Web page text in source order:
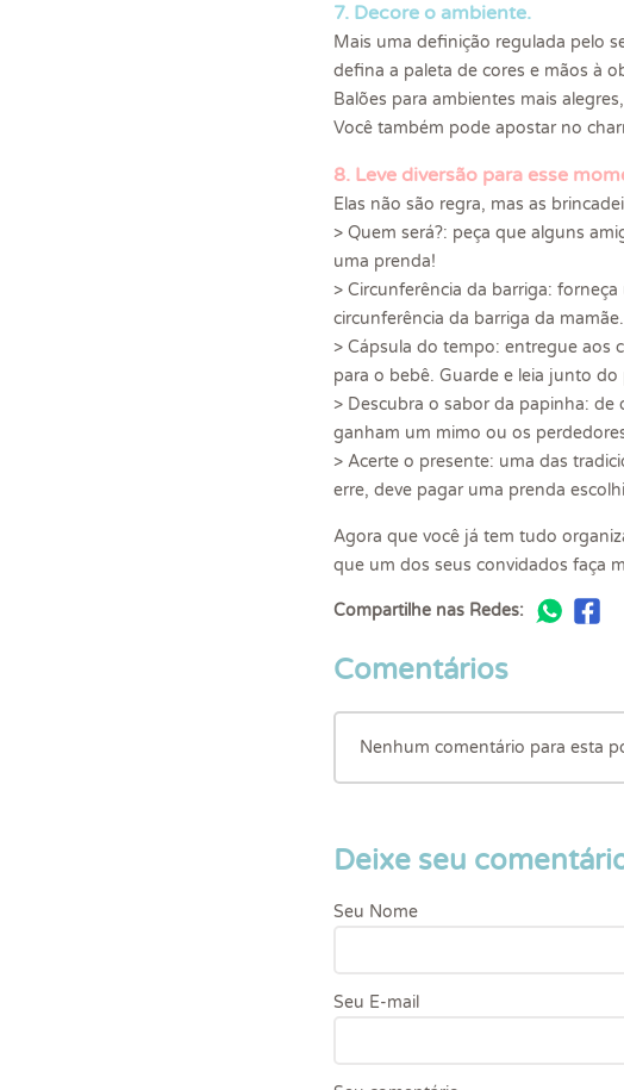
7. Decore o ambiente.
Mais uma definição regulada pelo
defina a paleta de cores e mãos à
Balões para ambientes mais
Você também pode apostar no
8. Leve diversão para esse
Elas não são regra, mas as
> Quem será?: peça que alguns
uma prenda!
> Circunferência da barriga:
circunferência da barriga da
> Cápsula do tempo: entregue aos
para o bebê. Guarde e leia junto
> Descubra o sabor da papinha: de
ganham um mimo ou os
> Acerte o presente: uma das
erre, deve pagar uma prenda
Agora que você já tem tudo
que um dos seus convidados faça
Compartilhe nas Redes:
Comentários
Nenhum comentário para esta
Deixe seu
Seu Nome
Seu E-mail